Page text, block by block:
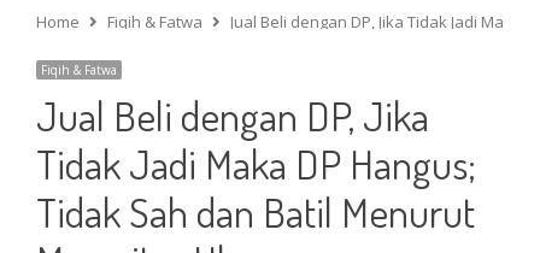
Home Fiqih & Fatwa Jual Beli dengan DP, Jika Tidak Jadi
Fiqih & Fatwa
Jual Beli dengan DP, Jika
Tidak Jadi Maka DP Hangus;
Tidak Sah dan Batil Menurut